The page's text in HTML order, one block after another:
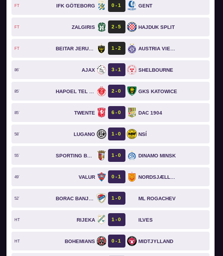
FT IFK GÖTEBORG 0 1 GENT
FT ZALGIRIS 2 5 HAJDUK SPLIT
FT BEITAR JERUSALEM 1 2
86` AJAX 3 1 SHELBOURNE
85` 2 0 GKS KATOWICE
85` TWENTE 6 0 DAC 1904
58` LUGANO 1 0 NSÍ
55` SPORTING BRAGA 1 0 DINAMO MINSK
49` VALUR 0 1
52` 1 0 ML ROGACHEV
HT RIJEKA 1 0 ILVES
HT BOHEMIANS 0 1 MIDTJYLLAND